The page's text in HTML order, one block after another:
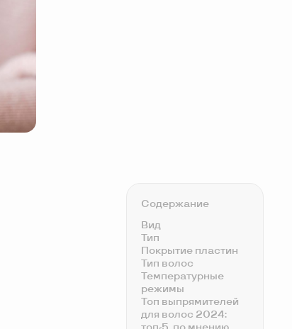
Содержание
Вид
Тип
Покрытие пластин
Тип волос
Температурные
режимы
Топ выпрямителей
для волос 2024: